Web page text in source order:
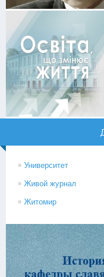
Университет
Живой журнал
Житомир